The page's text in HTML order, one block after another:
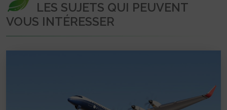
LES SUJETS QUI PEUVENT
VOUS INTÉRESSER